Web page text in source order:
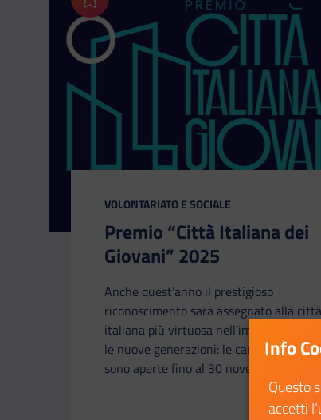
Aggiungi ai preferiti
CATEGORIA:
VOLONTARIATO E SOCIALE
Premio “Città Italiana dei
Giovani” 2025
Anche quest’anno il prestigioso
riconoscimento sarà assegnato alla città
italiana più virtuosa nell'impegno verso
le nuove generazioni: le candidature
sono aperte fino al 30 novembre 2024.
Info
Questo
accetti